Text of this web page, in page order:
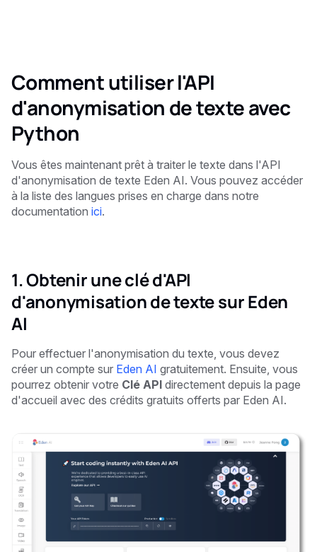
Comment utiliser l'API
d'anonymisation de texte avec
Python
Vous êtes maintenant prêt à traiter le texte dans l'API
d'anonymisation de texte Eden AI. Vous pouvez accéder
à la liste des langues prises en charge dans notre
documentation ici.
1. Obtenir une clé d'API
d'anonymisation de texte sur Eden
AI
Pour effectuer l'anonymisation du texte, vous devez
créer un compte sur Eden AI gratuitement. Ensuite, vous
pourrez obtenir votre Clé API directement depuis la page
d'accueil avec des crédits gratuits offerts par Eden AI.